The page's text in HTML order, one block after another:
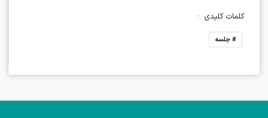
کلمات کلیدی :
#جلسه